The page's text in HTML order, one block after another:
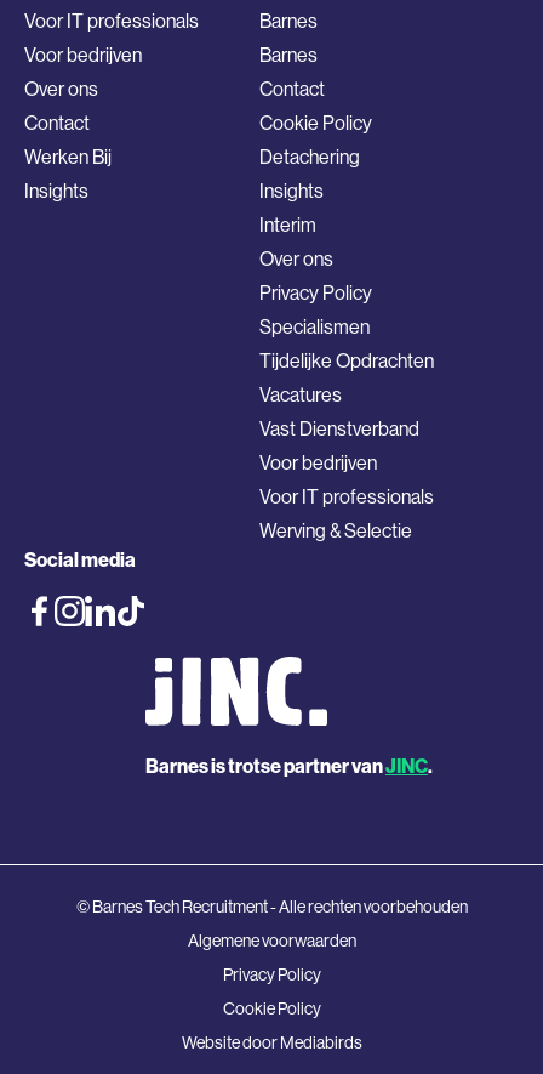
Voor IT professionals
Voor bedrijven
Over ons
Contact
Werken Bij
Insights
Barnes
Barnes
Contact
Cookie Policy
Detachering
Insights
Interim
Over ons
Privacy Policy
Specialismen
Tijdelijke Opdrachten
Vacatures
Vast Dienstverband
Voor bedrijven
Voor IT professionals
Werving & Selectie
Social media
Barnes is trotse partner vanJINC.
© Barnes Tech Recruitment - Alle rechten voorbehouden
Algemene voorwaarden
Privacy Policy
Cookie Policy
Website doorMediabirds